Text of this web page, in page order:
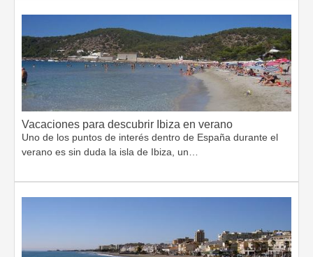
Vacaciones para descubrir Ibiza en verano
Uno de los puntos de interés dentro de España durante el
verano es sin duda la isla de Ibiza, un…